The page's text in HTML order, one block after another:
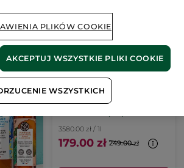
Woda perfumowana
Comme une Evidence
Intense 50 ml
3580.00 zł / 1l
179.00 zł 249.00 zł
PLIKÓW COOKIE
WSZYSTKICH
AKCEPTUJ WSZYSTKIE PLIKI COOKIE